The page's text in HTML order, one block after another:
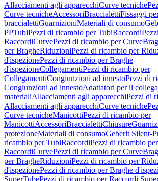
Allacciamenti agli apparecchiCurve tecniche
Curve tecnicheAccessoriBraccialettiFissaggi
braccialettiGuarnizioniMateriali di consumo
PPTubiPezzi di ricambio per TubiRaccordi
RaccordiCurvePezzi di ricambio per Curve
per BragheRiduzioniPezzi di ricambio per
d'ispezionePezzi di ricambio per Braghe
d'ispezioneCollegamentiPezzi di ricambio per
CollegamentiCongiunzioni ad innestoPezzi di
Congiunzioni ad innestoAdattatori per il
materialiAllacciamenti agli apparecchiPezzi di
Allacciamenti agli apparecchiCurve tecniche
Curve tecnicheManicottiPezzi di ricambio per
ManicottiAccessoriBraccialettiChiusure
protezioneMateriali di consumoGeberit Silent-
ricambio per TubiRaccordiPezzi di ricambio per
RaccordiCurvePezzi di ricambio per Curve
per BragheRiduzioniPezzi di ricambio per
d'ispezionePezzi di ricambio per Braghe
SuperTubePezzi di ricambio per Raccordi